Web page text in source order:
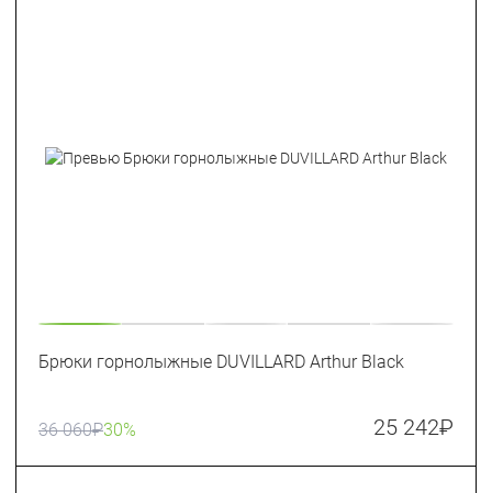
Брюки горнолыжные DUVILLARD Arthur Black
36 060₽30% 25 242₽